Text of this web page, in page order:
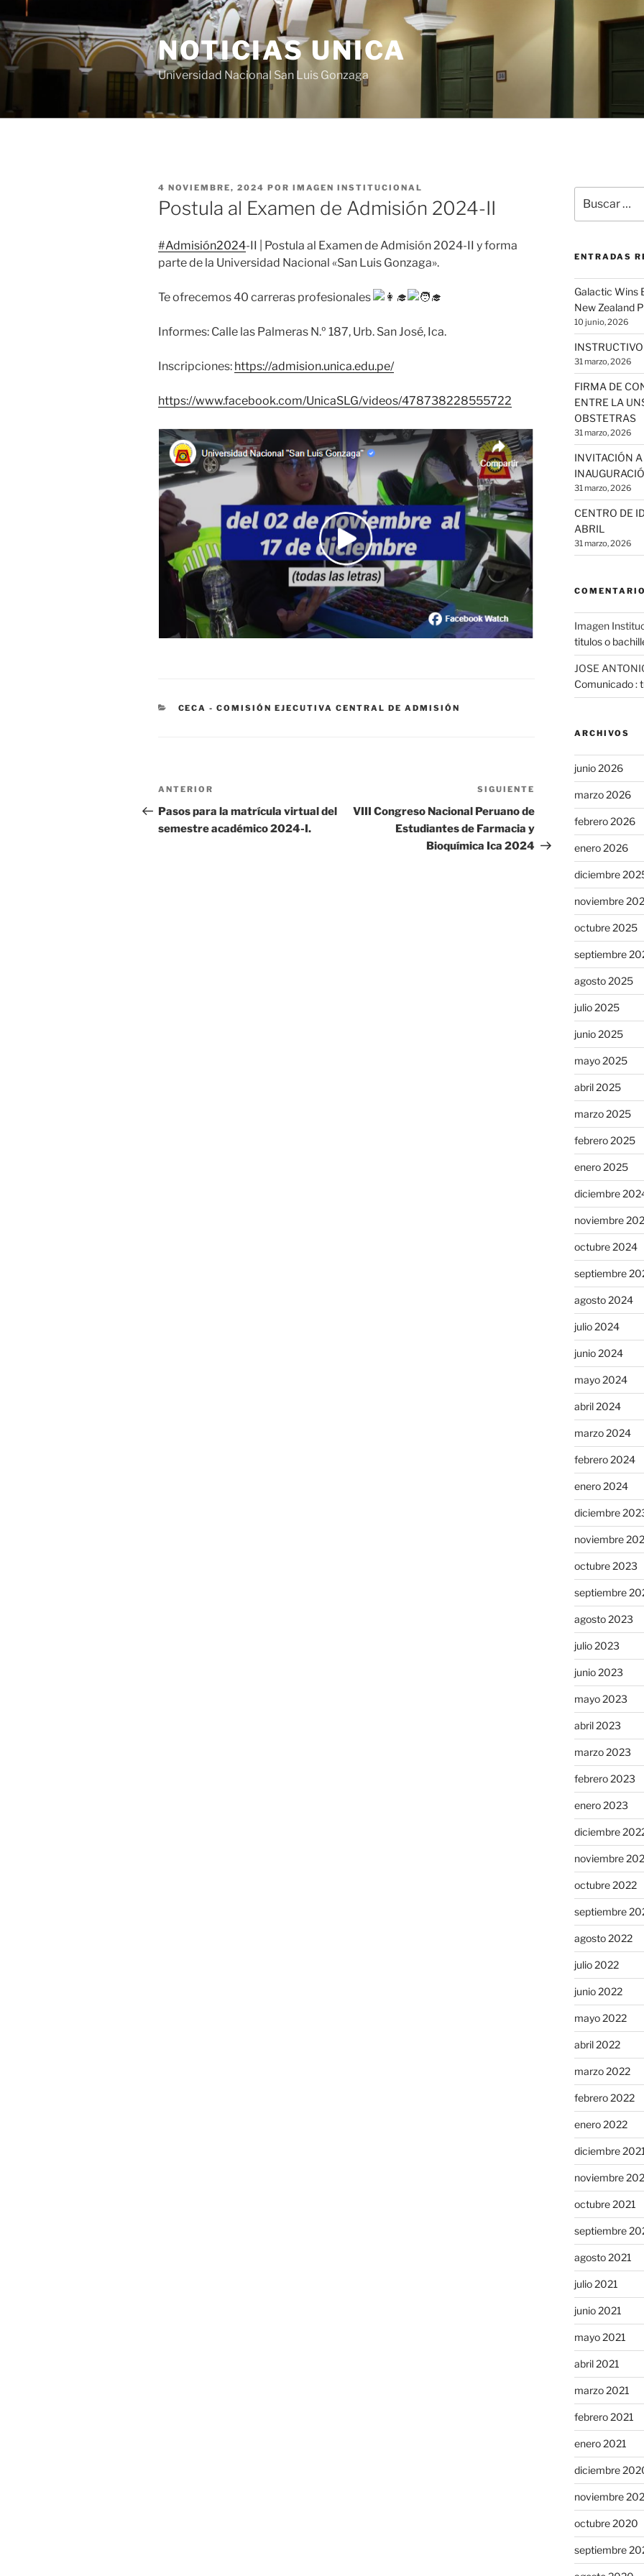
Saltar
al
contenido
NOTICIAS UNICA
Universidad Nacional San Luis Gonzaga
PUBLICADO
EL
4 NOVIEMBRE, 2024 POR IMAGEN INSTITUCIONAL
Postula al Examen de Admisión 2024-II
#Admisión2024-II | Postula al Examen de Admisión 2024-II y forma
parte de la Universidad Nacional «San Luis Gonzaga».
Te ofrecemos 40 carreras profesionales
Informes: Calle las Palmeras N.º 187, Urb. San José, Ica.
Inscripciones: https://admision.unica.edu.pe/
https://www.facebook.com/UnicaSLG/videos/478738228555722
CATEGORÍAS
CECA - COMISIÓN EJECUTIVA CENTRAL DE ADMISIÓN
Navegación
de
entradas
Entrada
anterior:
ANTERIOR
Pasos para la matrícula virtual del
semestre académico 2024-I.
Siguiente
entrada
SIGUIENTE
VIII Congreso Nacional Peruano de
Estudiantes de Farmacia y
Bioquímica Ica 2024
por:
ENTRADAS
Galactic Wins
New Zealand
10 junio, 2026
31 marzo, 2026
FIRMA DE
ENTRE LA
OBSTETRAS
31 marzo, 2026
INVITACIÓN
31 marzo, 2026
CENTRO DE
ABRIL
31 marzo, 2026
Imagen
titulos o
JOSE
Comunicado :
ARCHIVOS
junio 2026
marzo 2026
febrero 2026
enero 2026
diciembre
noviembre
octubre 2025
septiembre
agosto 2025
julio 2025
junio 2025
mayo 2025
abril 2025
marzo 2025
febrero 2025
enero 2025
diciembre
noviembre
octubre 2024
septiembre
agosto 2024
julio 2024
junio 2024
mayo 2024
abril 2024
marzo 2024
febrero 2024
enero 2024
diciembre
noviembre
octubre 2023
septiembre
agosto 2023
julio 2023
junio 2023
mayo 2023
abril 2023
marzo 2023
febrero 2023
enero 2023
diciembre
noviembre
octubre 2022
septiembre
agosto 2022
julio 2022
junio 2022
mayo 2022
abril 2022
marzo 2022
febrero 2022
enero 2022
diciembre 2021
noviembre
octubre 2021
septiembre
agosto 2021
julio 2021
junio 2021
mayo 2021
abril 2021
marzo 2021
febrero 2021
enero 2021
diciembre
noviembre
octubre 2020
septiembre